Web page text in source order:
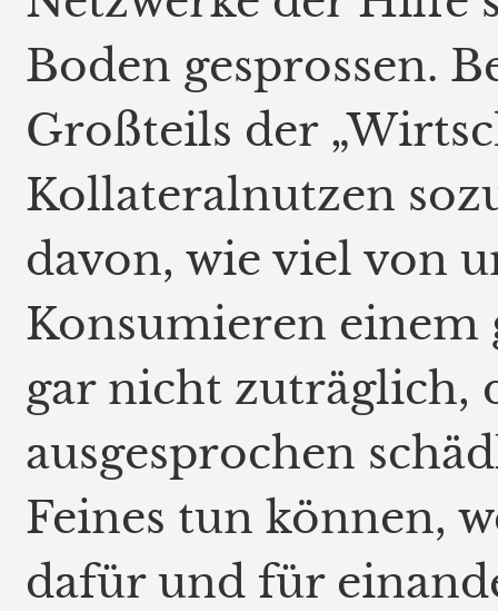
Boden gesprossen.
Großteils der
Kollateralnutzen
davon, wie viel von
Konsumieren einem
gar nicht zuträglich,
ausgesprochen
Feines tun können,
dafür und für